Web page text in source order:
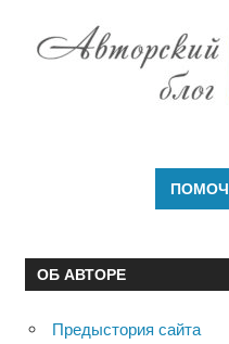
ОБ АВТОРЕ
Предыстория сайта